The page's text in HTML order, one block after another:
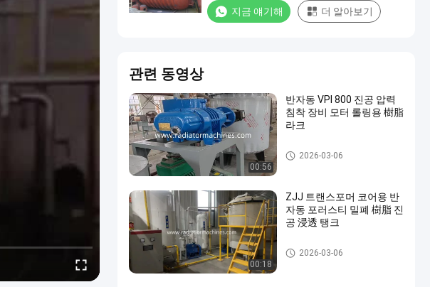
지금 얘기해 더 알아보기
관련 동영상
00:56
반자동 VPI 800 진공 압력
침착 장비 모터 롤링용 樹脂
라크
진공 압력 임신 장비
2026-03-06
00:18
ZJJ 트랜스포머 코어용 반
자동 포러스티 밀폐 樹脂 진
공 浸透 탱크
진공 압력 임신 장비
2026-03-06